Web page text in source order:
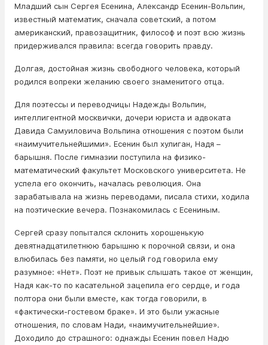
Младший сын Сергея Есенина, Александр Есенин-Вольпин,
известный математик, сначала советский, а потом
американский, правозащитник, философ и поэт всю жизнь
придерживался правила: всегда говорить правду.
Долгая, достойная жизнь свободного человека, который
родился вопреки желанию своего знаменитого отца.
Для поэтессы и переводчицы Надежды Вольпин,
интеллигентной москвички, дочери юриста и адвоката
Давида Самуиловича Вольпина отношения с поэтом были
«наимучительнейшими». Есенин был хулиган, Надя –
барышня. После гимназии поступила на физико-
математический факультет Московского университета. Не
успела его окончить, началась революция. Она
зарабатывала на жизнь переводами, писала стихи, ходила
на поэтические вечера. Познакомилась с Есениным.
Сергей сразу попытался склонить хорошенькую
девятнадцатилетнюю барышню к порочной связи, и она
влюбилась без памяти, но целый год говорила ему
разумное: «Нет». Поэт не привык слышать такое от женщин,
Надя как-то по касательной зацепила его сердце, и года
полтора они были вместе, как тогда говорили, в
«фактически-гостевом браке». И это были ужасные
отношения, по словам Нади, «наимучительнейшие».
Доходило до страшного: однажды Есенин повел Надю